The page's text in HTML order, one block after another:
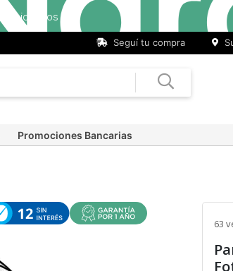
Seguí tu compra
Promociones Bancarias
63